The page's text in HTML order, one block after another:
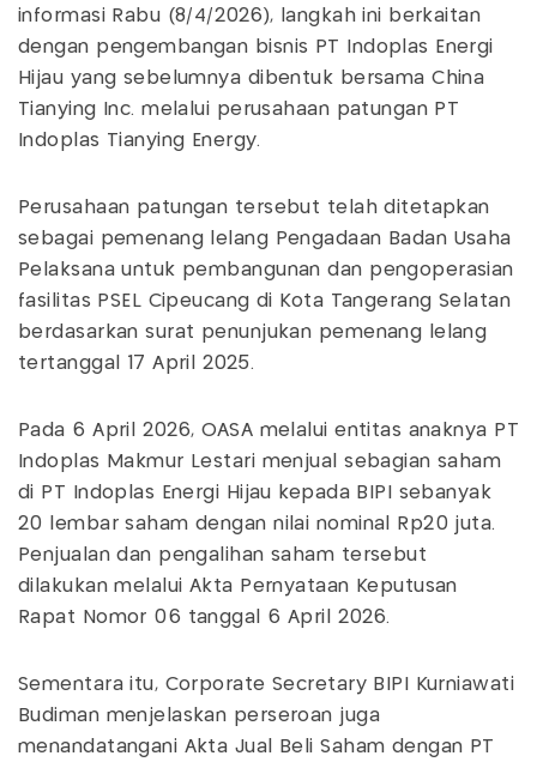
informasi Rabu (8/4/2026), langkah ini berkaitan
dengan pengembangan bisnis PT Indoplas Energi
Hijau yang sebelumnya dibentuk bersama China
Tianying Inc. melalui perusahaan patungan PT
Indoplas Tianying Energy.
Perusahaan patungan tersebut telah ditetapkan
sebagai pemenang lelang Pengadaan Badan Usaha
Pelaksana untuk pembangunan dan pengoperasian
fasilitas PSEL Cipeucang di Kota Tangerang Selatan
berdasarkan surat penunjukan pemenang lelang
tertanggal 17 April 2025.
Pada 6 April 2026, OASA melalui entitas anaknya PT
Indoplas Makmur Lestari menjual sebagian saham
di PT Indoplas Energi Hijau kepada BIPI sebanyak
20 lembar saham dengan nilai nominal Rp20 juta.
Penjualan dan pengalihan saham tersebut
dilakukan melalui Akta Pernyataan Keputusan
Rapat Nomor 06 tanggal 6 April 2026.
Sementara itu, Corporate Secretary BIPI Kurniawati
Budiman menjelaskan perseroan juga
menandatangani Akta Jual Beli Saham dengan PT